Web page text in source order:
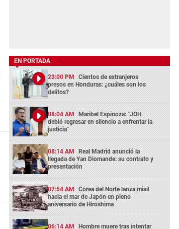
EN PORTADA
23:00 PM Cientos de extranjeros
presos en Honduras: ¿cuáles son los
delitos?
08:04 AM Maribel Espinoza: "JOH
debió regresar en silencio a enfrentar la
justicia"
08:14 AM Real Madrid anunció la
llegada de Yan Diomande: su contrato y
presentación
07:54 AM Corea del Norte lanza misil
hacia el mar de Japón en pleno
aniversario de Hiroshima
06:14 AM Hombre muere tras intentar